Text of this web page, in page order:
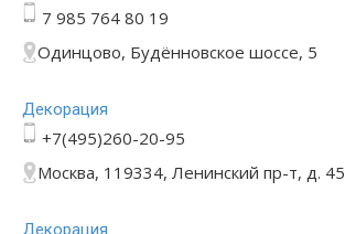
7 985 764 80 19
Одинцово, Будённовское шоссе, 5
Декорация
+7(495)260-20-95
Москва, 119334, Ленинский пр-т, д. 45
Декорация